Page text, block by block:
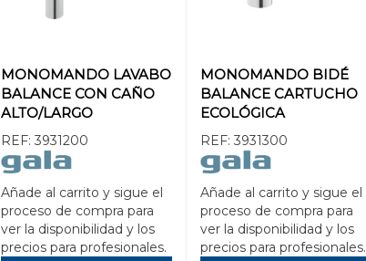
MONOMANDO LAVABO
BALANCE CON CAÑO
ALTO/LARGO
REF: 3931200
Añade al carrito y sigue el
proceso de compra para
ver la disponibilidad y los
precios para profesionales.
MONOMANDO BIDÉ
BALANCE CARTUCHO
ECOLÓGICA
REF:3931300
Añade al carrito y sigue el
proceso de compra para
ver la disponibilidad y los
precios para profesionales.